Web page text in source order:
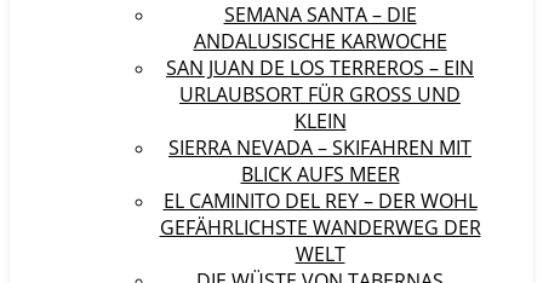
SEMANA SANTA – DIE
ANDALUSISCHE KARWOCHE
SAN JUAN DE LOS TERREROS – EIN
URLAUBSORT FÜR GROSS UND K
LEIN
SIERRA NEVADA – SKIFAHREN MIT
BLICK AUFS MEER
EL CAMINITO DEL REY – DER WOHL
GEFÄHRLICHSTE WANDERWEG DER
WELT